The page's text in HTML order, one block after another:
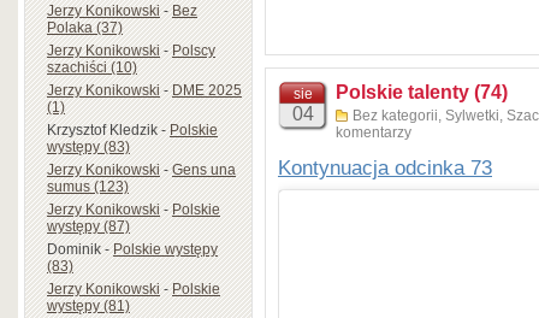
Jerzy Konikowski-Bez
Polaka (37)
Jerzy Konikowski-Polscy
szachiści (10)
Jerzy Konikowski-DME 2025
(1)
Krzysztof Kledzik-Polskie
występy (83)
Jerzy Konikowski-Gens una
sumus (123)
Jerzy Konikowski-Polskie
występy (87)
Dominik-Polskie występy
(83)
Jerzy Konikowski-Polskie
występy (81)
sie
04
Polskie talenty (74)
Bez kategorii, Sylwetki,
komentarzy
Kontynuacja odcinka 73